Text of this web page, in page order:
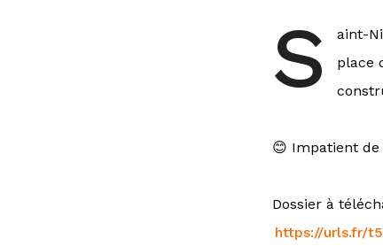
S
aint-
place
😊 Impatient
Dossier à
https://urls.fr/